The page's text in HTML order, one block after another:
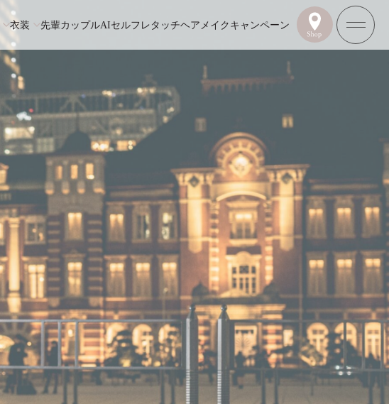
衣装 先輩カップルAIセルフレタッチヘアメイク キャンペーン